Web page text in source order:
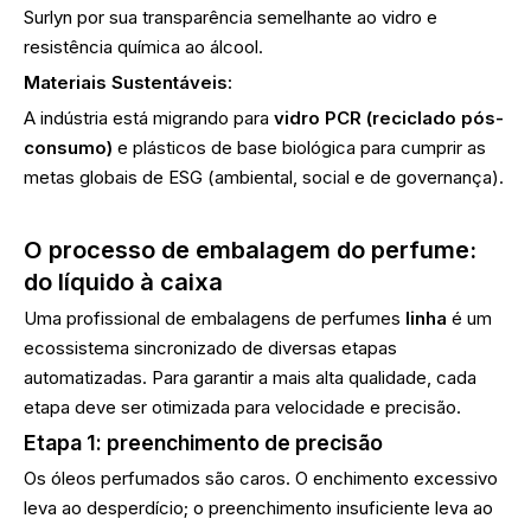
Surlyn por sua transparência semelhante ao vidro e
resistência química ao álcool.
Materiais Sustentáveis:
A indústria está migrando para vidro PCR (reciclado pós-
consumo) e plásticos de base biológica para cumprir as
metas globais de ESG (ambiental, social e de governança).
O processo de embalagem do perfume:
do líquido à caixa
Uma profissional de embalagens de perfumes linha é um
ecossistema sincronizado de diversas etapas
automatizadas. Para garantir a mais alta qualidade, cada
etapa deve ser otimizada para velocidade e precisão.
Etapa 1: preenchimento de precisão
Os óleos perfumados são caros. O enchimento excessivo
leva ao desperdício; o preenchimento insuficiente leva ao